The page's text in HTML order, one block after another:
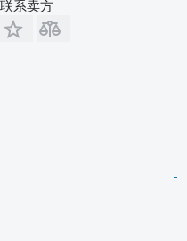
联系卖方